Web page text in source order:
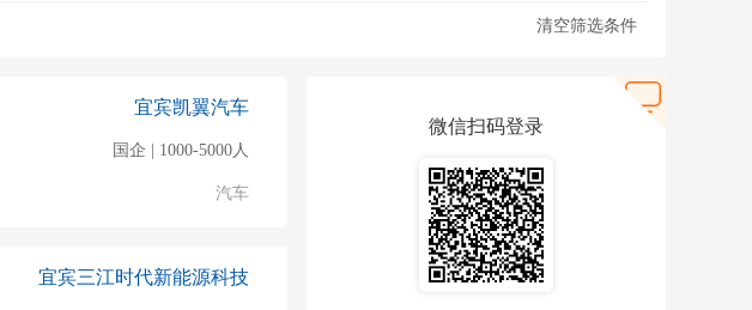
清空筛选条件
宜宾凯翼汽车
国企 | 1000-5000人
汽车
宜宾三江时代新能源科技
微信扫码登录